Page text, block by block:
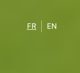
FR EN